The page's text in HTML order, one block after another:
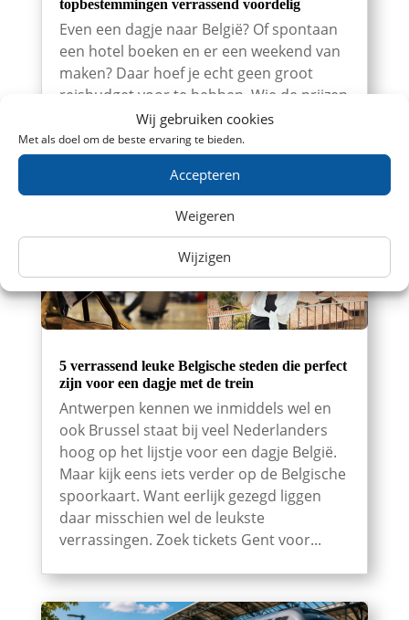
Wij gebruiken cookies
Met als doel om de beste ervaring te bieden.
Accepteren
Weigeren
Wijzigen
topbestemmingen verrassend voordelig
Even een dagje naar België? Of spontaan
een hotel boeken en er een weekend van
maken? Daar hoef je echt geen groot
reisbudget voor te hebben. Wie de prijzen
een beetje slim vergelijkt, kan vanuit
Nederland verrassend goedkoop met de
trein naar België. Zoek tickets Met...
5 verrassend leuke Belgische steden die perfect
zijn voor een dagje met de trein
Antwerpen kennen we inmiddels wel en
ook Brussel staat bij veel Nederlanders
hoog op het lijstje voor een dagje België.
Maar kijk eens iets verder op de Belgische
spoorkaart. Want eerlijk gezegd liggen
daar misschien wel de leukste
verrassingen. Zoek tickets Gent voor...